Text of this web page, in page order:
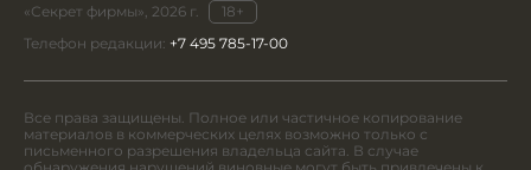
«Секрет фирмы», 2026 г.
18+
Телефон редакции: +7 495 785-17-00
Все права защищены. Полное или частичное копирование
материалов в коммерческих целях возможно только с
письменного разрешения владельца сайта. В случае